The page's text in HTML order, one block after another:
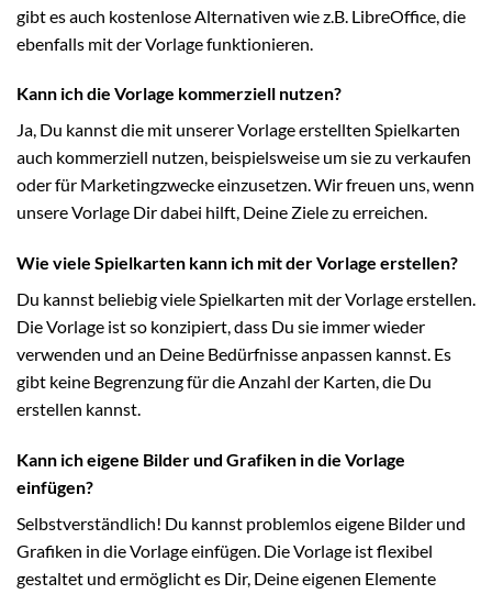
gibt es auch kostenlose Alternativen wie z.B. LibreOffice, die
ebenfalls mit der Vorlage funktionieren.
Kann ich die Vorlage kommerziell nutzen?
Ja, Du kannst die mit unserer Vorlage erstellten Spielkarten
auch kommerziell nutzen, beispielsweise um sie zu verkaufen
oder für Marketingzwecke einzusetzen. Wir freuen uns, wenn
unsere Vorlage Dir dabei hilft, Deine Ziele zu erreichen.
Wie viele Spielkarten kann ich mit der Vorlage erstellen?
Du kannst beliebig viele Spielkarten mit der Vorlage erstellen.
Die Vorlage ist so konzipiert, dass Du sie immer wieder
verwenden und an Deine Bedürfnisse anpassen kannst. Es
gibt keine Begrenzung für die Anzahl der Karten, die Du
erstellen kannst.
Kann ich eigene Bilder und Grafiken in die Vorlage
einfügen?
Selbstverständlich! Du kannst problemlos eigene Bilder und
Grafiken in die Vorlage einfügen. Die Vorlage ist flexibel
gestaltet und ermöglicht es Dir, Deine eigenen Elemente